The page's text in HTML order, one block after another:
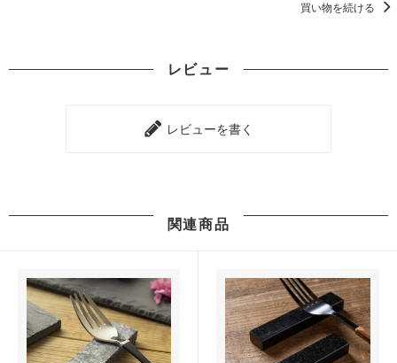
買い物を続ける
レビュー
レビューを書く
関連商品